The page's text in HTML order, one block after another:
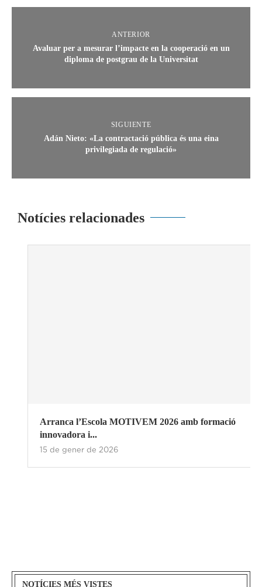
ANTERIOR
Avaluar per a mesurar l’impacte en la cooperació en un
diploma de postgrau de la Universitat
SIGUIENTE
Adán Nieto: «La contractació pública és una eina
privilegiada de regulació»
Notícies relacionades
Arranca l’Escola MOTIVEM 2026 amb formació
innovadora i...
15 de gener de 2026
NOTÍCIES MÉS VISTES